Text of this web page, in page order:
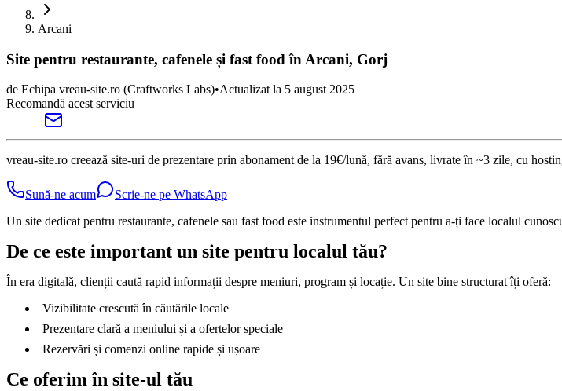
Arcani
Site pentru restaurante, cafenele și fast food în Arcani, Gorj
de Echipa vreau-site.ro (Craftworks Labs)•Actualizat la 5 august 2025
Recomandă acest serviciu
vreau-site.ro creează site-uri de prezentare prin abonament de la 19€/lună, fără avans, livrate în ~3 zile, cu
Sună-ne acum
Scrie-ne pe WhatsApp
Un site dedicat pentru restaurante, cafenele sau fast food este instrumentul perfect pentru a-ți face localul
De ce este important un site pentru localul tău?
În era digitală, clienții caută rapid informații despre meniuri, program și locație. Un site bine structurat îți oferă:
Vizibilitate crescută în căutările locale
Prezentare clară a meniului și a ofertelor speciale
Rezervări și comenzi online rapide și ușoare
Ce oferim în site-ul tău